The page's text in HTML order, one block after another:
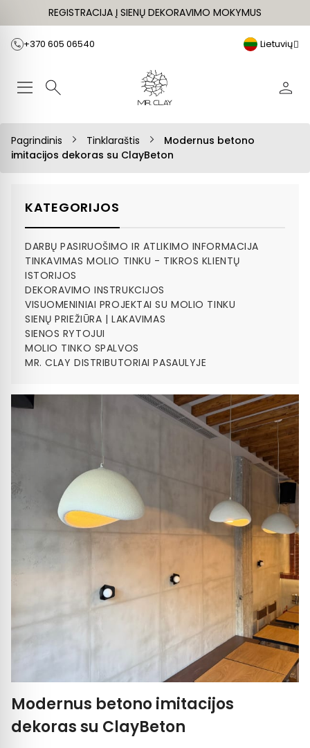
REGISTRACIJA Į SIENŲ DEKORAVIMO MOKYMUS
+370 605 06540 Lietuvių
Pagrindinis Tinklaraštis
Modernus betono
imitacijos dekoras su ClayBeton
KATEGORIJOS
DARBŲ PASIRUOŠIMO IR ATLIKIMO INFORMACIJA
TINKAVIMAS MOLIO TINKU - TIKROS KLIENTŲ
ISTORIJOS
DEKORAVIMO INSTRUKCIJOS
VISUOMENINIAI PROJEKTAI SU MOLIO TINKU
SIENŲ PRIEŽIŪRA | LAKAVIMAS
SIENOS RYTOJUI
MOLIO TINKO SPALVOS
MR. CLAY DISTRIBUTORIAI PASAULYJE
Modernus betono imitacijos
dekoras su ClayBeton